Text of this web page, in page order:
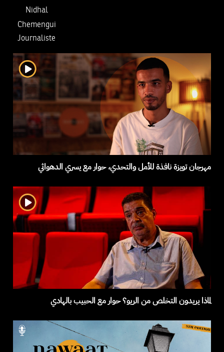
Nidhal
Chemengui
Journaliste
مهرجان تويزة نافذة للأمل والتحدي، حوار مع يسري الدهواثي
لماذا يريدون التخلص من الريو؟ حوار مع الحبيب بالهادي